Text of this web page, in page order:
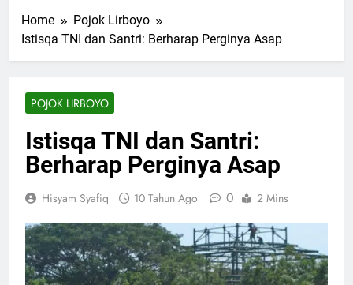
Home
Pojok Lirboyo
Istisqa TNI dan Santri: Berharap Perginya Asap
POJOK LIRBOYO
Istisqa TNI dan Santri:
Berharap Perginya Asap
Hisyam Syafiq 10 Tahun Ago 0 2 Mins